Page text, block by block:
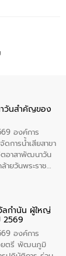
วันสําคัญของ
องค์การ
ดการน้ำเสียสาขา
อาสาพัฒนาวัน
ายวันพระราช
ริกิติ์พระบรม
งหวัดมุกดาหาร
าชั่วคราวนาโสก
กดาหาร จังหวัด
ร่วมปลูกป่า และ
ลกำนัน ผู้ใหญ่
2569
องค์การ
อยตรี พัฒนภูมิ